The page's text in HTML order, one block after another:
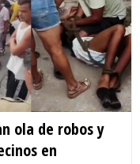
ola de robos y
en